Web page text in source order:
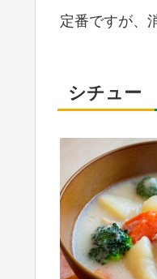
定番ですが、
シチュー